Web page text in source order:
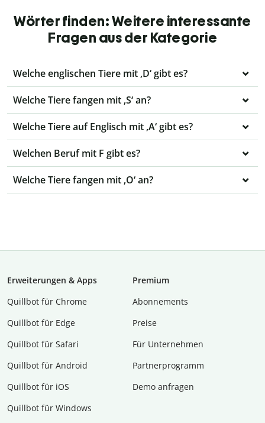
Wörter finden: Weitere interessante
Fragen aus der Kategorie
Welche englischen Tiere mit ‚D‘ gibt es?
Welche Tiere fangen mit ‚S‘ an?
Welche Tiere auf Englisch mit ‚A‘ gibt es?
Welchen Beruf mit F gibt es?
Welche Tiere fangen mit ‚O‘ an?
Erweiterungen & Apps
Quillbot für Chrome
Quillbot für Edge
Quillbot für Safari
Quillbot für Android
Quillbot für iOS
Quillbot für Windows
Premium
Abon­ne­ments
Preise
Für Unternehmen
Partnerprogramm
Demo anfragen